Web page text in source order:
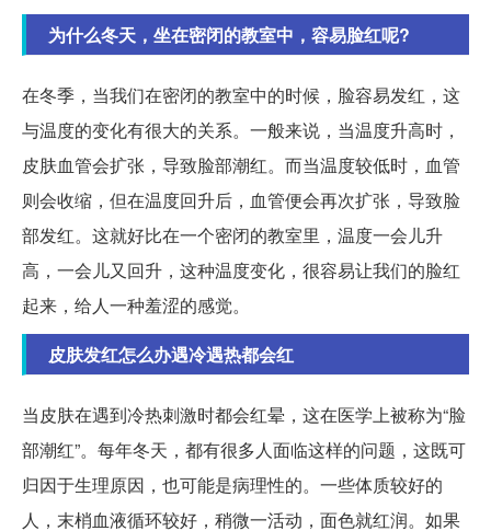
为什么冬天，坐在密闭的教室中，容易脸红呢?
在冬季，当我们在密闭的教室中的时候，脸容易发红，这
与温度的变化有很大的关系。一般来说，当温度升高时，
皮肤血管会扩张，导致脸部潮红。而当温度较低时，血管
则会收缩，但在温度回升后，血管便会再次扩张，导致脸
部发红。这就好比在一个密闭的教室里，温度一会儿升
高，一会儿又回升，这种温度变化，很容易让我们的脸红
起来，给人一种羞涩的感觉。
皮肤发红怎么办遇冷遇热都会红
当皮肤在遇到冷热刺激时都会红晕，这在医学上被称为“脸
部潮红”。每年冬天，都有很多人面临这样的问题，这既可
归因于生理原因，也可能是病理性的。一些体质较好的
人，末梢血液循环较好，稍微一活动，面色就红润。如果